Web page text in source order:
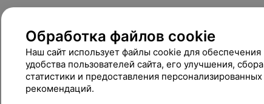
Обработка файлов cookie
Наш сайт использует файлы cookie для обеспечения
удобства пользователей сайта, его улучшения, сбора
статистики и предоставления персонализированных
рекомендаций.